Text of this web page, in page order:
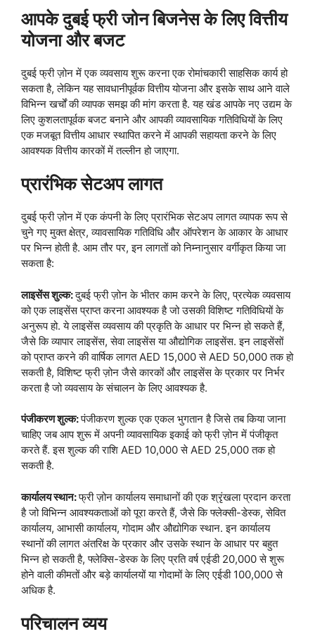
आपके दुबई फ्री जोन बिजनेस के लिए वित्तीय
योजना और बजट
दुबई फ्री ज़ोन में एक व्यवसाय शुरू करना एक रोमांचकारी साहसिक कार्य हो
सकता है, लेकिन यह सावधानीपूर्वक वित्तीय योजना और इसके साथ आने वाले
विभिन्न खर्चों की व्यापक समझ की मांग करता है. यह खंड आपके नए उद्यम के
लिए कुशलतापूर्वक बजट बनाने और आपकी व्यावसायिक गतिविधियों के लिए
एक मजबूत वित्तीय आधार स्थापित करने में आपकी सहायता करने के लिए
आवश्यक वित्तीय कारकों में तल्लीन हो जाएगा.
प्रारंभिक सेटअप लागत
दुबई फ्री ज़ोन में एक कंपनी के लिए प्रारंभिक सेटअप लागत व्यापक रूप से
चुने गए मुक्त क्षेत्र, व्यावसायिक गतिविधि और ऑपरेशन के आकार के आधार
पर भिन्न होती है. आम तौर पर, इन लागतों को निम्नानुसार वर्गीकृत किया जा
सकता है:
लाइसेंस शुल्क:दुबई फ्री ज़ोन के भीतर काम करने के लिए, प्रत्येक व्यवसाय
को एक लाइसेंस प्राप्त करना आवश्यक है जो उसकी विशिष्ट गतिविधियों के
अनुरूप हो. ये लाइसेंस व्यवसाय की प्रकृति के आधार पर भिन्न हो सकते हैं,
जैसे कि व्यापार लाइसेंस, सेवा लाइसेंस या औद्योगिक लाइसेंस. इन लाइसेंसों
को प्राप्त करने की वार्षिक लागत AED 15,000 से AED 50,000 तक हो
सकती है, विशिष्ट फ्री ज़ोन जैसे कारकों और लाइसेंस के प्रकार पर निर्भर
करता है जो व्यवसाय के संचालन के लिए आवश्यक है.
पंजीकरण शुल्क:पंजीकरण शुल्क एक एकल भुगतान है जिसे तब किया जाना
चाहिए जब आप शुरू में अपनी व्यावसायिक इकाई को फ्री ज़ोन में पंजीकृत
करते हैं. इस शुल्क की राशि AED 10,000 से AED 25,000 तक हो
सकती है.
कार्यालय स्थान:फ्री ज़ोन कार्यालय समाधानों की एक श्रृंखला प्रदान करता
है जो विभिन्न आवश्यकताओं को पूरा करते हैं, जैसे कि फ्लेक्सी-डेस्क, सेवित
कार्यालय, आभासी कार्यालय, गोदाम और औद्योगिक स्थान. इन कार्यालय
स्थानों की लागत अंतरिक्ष के प्रकार और उसके स्थान के आधार पर बहुत
भिन्न हो सकती है, फ्लेक्सि-डेस्क के लिए प्रति वर्ष एईडी 20,000 से शुरू
होने वाली कीमतों और बड़े कार्यालयों या गोदामों के लिए एईडी 100,000 से
अधिक है.
परिचालन व्यय